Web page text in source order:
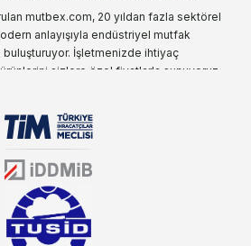
mutbex.com, 20 yıldan fazla sektörel
anlayışıyla endüstriyel mutfak
buluşturuyor. İşletmenizde ihtiyaç
sizlere özel fiyatlarla sunuyoruz.
deyince akla gelen ilk adreslerden
da faliyet gösteren mutbex.com,
Öztiryakiler ürünleri üzerinde büyük bir
müşterilerine koşulsuz destek sunan
mutfak malzemeleri konusunda
her zaman üstünde olacaktır.